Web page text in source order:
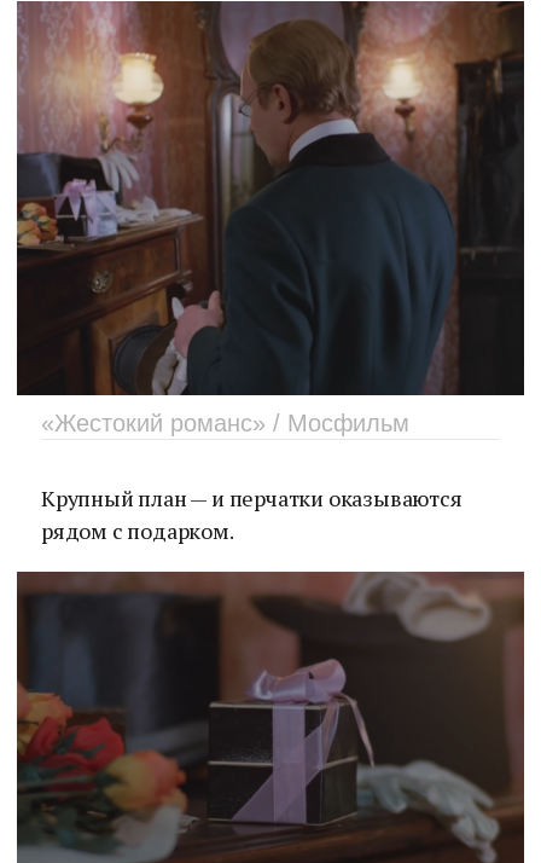
«Жестокий романс» / Мосфильм
Крупный план — и перчатки оказываются
рядом с подарком.